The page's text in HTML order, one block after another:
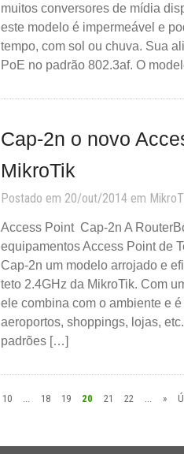
muitos conversores de mídia
este modelo é impermeável e
tempo, com sol ou chuva. Sua
PoE no padrão 802.3af. O
Cap-2n o novo
MikroTik
Postado em 20/out/2014 em
Access Point Cap-2n A
equipamentos Access Point de
Cap-2n um modelo arrojado e
teto 2.4GHz da MikroTik. Com
ele combina com o ambiente e
aeroportos, shoppings, lojas,
padrões […]
10 18 19 20 21 22 »